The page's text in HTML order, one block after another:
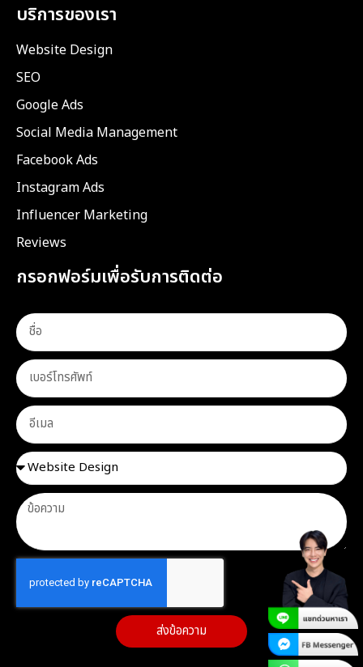
บริการของเรา
Website Design
SEO
Google Ads
Social Media Management
Facebook Ads
Instagram Ads
Influencer Marketing
Reviews
กรอกฟอร์มเพื่อรับการติดต่อ
ส่งข้อความ